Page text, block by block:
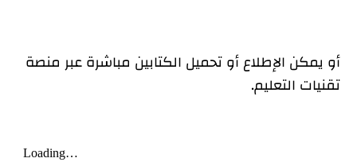
أو يمكن الإطلاع أو تحميل الكتابين مباشرة عبر منصة
تقنيات التعليم.